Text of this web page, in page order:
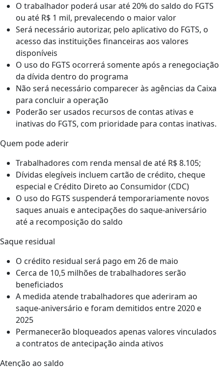
O trabalhador poderá usar até 20% do saldo do FGTS
ou até R$ 1 mil, prevalecendo o maior valor
Será necessário autorizar, pelo aplicativo do FGTS, o
acesso das instituições financeiras aos valores
disponíveis
O uso do FGTS ocorrerá somente após a renegociação
da dívida dentro do programa
Não será necessário comparecer às agências da Caixa
para concluir a operação
Poderão ser usados recursos de contas ativas e
inativas do FGTS, com prioridade para contas inativas.
Quem pode aderir
Trabalhadores com renda mensal de até R$ 8.105;
Dívidas elegíveis incluem cartão de crédito, cheque
especial e Crédito Direto ao Consumidor (CDC)
O uso do FGTS suspenderá temporariamente novos
saques anuais e antecipações do saque-aniversário
até a recomposição do saldo
Saque residual
O crédito residual será pago em 26 de maio
Cerca de 10,5 milhões de trabalhadores serão
beneficiados
A medida atende trabalhadores que aderiram ao
saque-aniversário e foram demitidos entre 2020 e
2025
Permanecerão bloqueados apenas valores vinculados
a contratos de antecipação ainda ativos
Atenção ao saldo